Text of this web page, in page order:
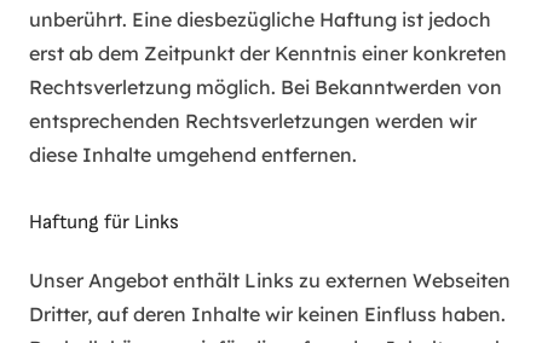
unberührt. Eine diesbezügliche Haftung ist jedoch
erst ab dem Zeitpunkt der Kenntnis einer konkreten
Rechtsverletzung möglich. Bei Bekanntwerden von
entsprechenden Rechtsverletzungen werden wir
diese Inhalte umgehend entfernen.
Haftung für Links
Unser Angebot enthält Links zu externen Webseiten
Dritter, auf deren Inhalte wir keinen Einfluss haben.